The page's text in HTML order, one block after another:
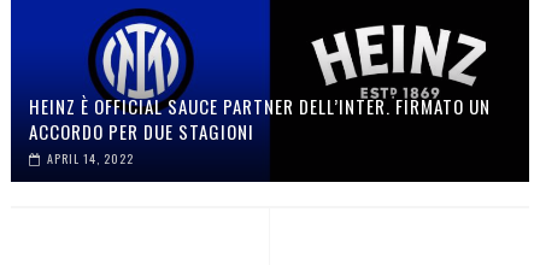
HEINZ È OFFICIAL SAUCE PARTNER DELL’INTER. FIRMATO UN
ACCORDO PER DUE STAGIONI
APRIL 14, 2022